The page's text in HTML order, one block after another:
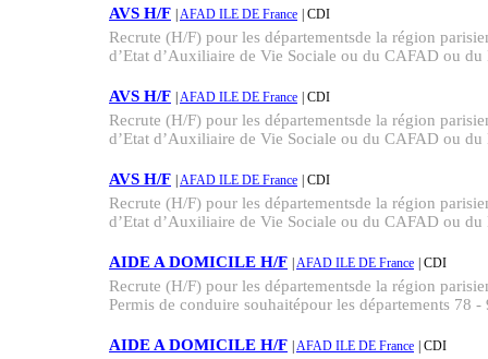
AVS H/F AFAD ILE DE France | CDI
Recrute (H/F) pour les départementsde la région
d’Etat d’Auxiliaire de Vie Sociale ou du CAFAD ou du
AVS H/F AFAD ILE DE France | CDI
Recrute (H/F) pour les départementsde la région
d’Etat d’Auxiliaire de Vie Sociale ou du CAFAD ou du
AVS H/F AFAD ILE DE France | CDI
Recrute (H/F) pour les départementsde la région
d’Etat d’Auxiliaire de Vie Sociale ou du CAFAD ou du
AIDE A DOMICILE H/F AFAD ILE DE France | CDI
Recrute (H/F) pour les départementsde la région
Permis de conduire souhaitépour les départements 78
AIDE A DOMICILE H/F AFAD ILE DE France | CDI